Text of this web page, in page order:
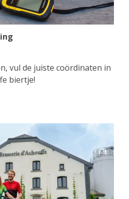
vul de juiste coördinaten in
biertje!